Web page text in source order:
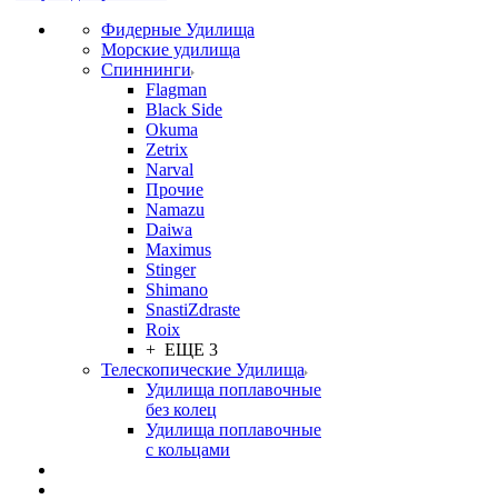
Фидерные Удилища
Морские удилища
Спиннинги
Flagman
Black Side
Okuma
Zetrix
Narval
Прочие
Namazu
Daiwa
Maximus
Stinger
Shimano
SnastiZdraste
Roix
+ ЕЩЕ 3
Телескопические Удилища
Удилища поплавочные
без колец
Удилища поплавочные
с кольцами